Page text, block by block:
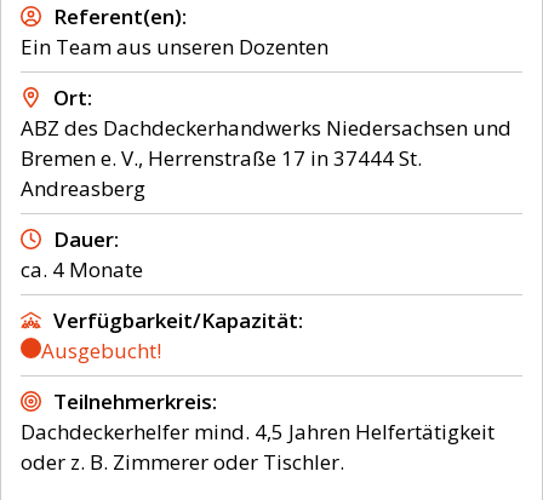
Referent(en)
Ein Team aus unseren Dozenten
Ort
ABZ des Dachdeckerhandwerks Niedersachsen und
Bremen e. V., Herrenstraße 17 in 37444 St.
Andreasberg
Dauer
ca. 4 Monate
Verfügbarkeit/Kapazität
Ausgebucht!
Teilnehmerkreis
Dachdeckerhelfer mind. 4,5 Jahren Helfertätigkeit
oder z. B. Zimmerer oder Tischler.